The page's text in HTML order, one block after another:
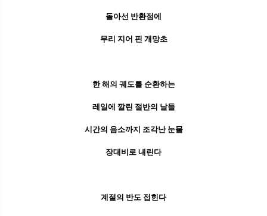
돌아선 반환점에
무리 지어 핀 개망초
한 해의 궤도를 순환하는
레일에 깔린 절반의 날들
시간의 음소까지 조각난 눈물
장대비로 내린다
계절의 반도 접힌다